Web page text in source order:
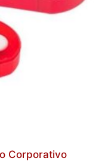
Corporativo